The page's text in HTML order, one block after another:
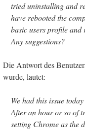
tried uninstalling and
have rebooted the
basic users profile
Any suggestions?
Die Antwort des
wurde, lautet:
We had this issue
After an hour or so of
setting Chrome as the